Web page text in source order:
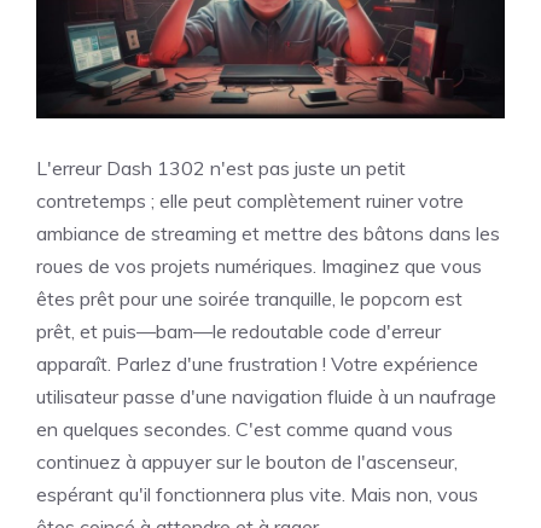
L'erreur Dash 1302 n'est pas juste un petit
contretemps ; elle peut complètement ruiner votre
ambiance de streaming et mettre des bâtons dans les
roues de vos projets numériques. Imaginez que vous
êtes prêt pour une soirée tranquille, le popcorn est
prêt, et puis—bam—le redoutable code d'erreur
apparaît. Parlez d'une frustration ! Votre expérience
utilisateur passe d'une navigation fluide à un naufrage
en quelques secondes. C'est comme quand vous
continuez à appuyer sur le bouton de l'ascenseur,
espérant qu'il fonctionnera plus vite. Mais non, vous